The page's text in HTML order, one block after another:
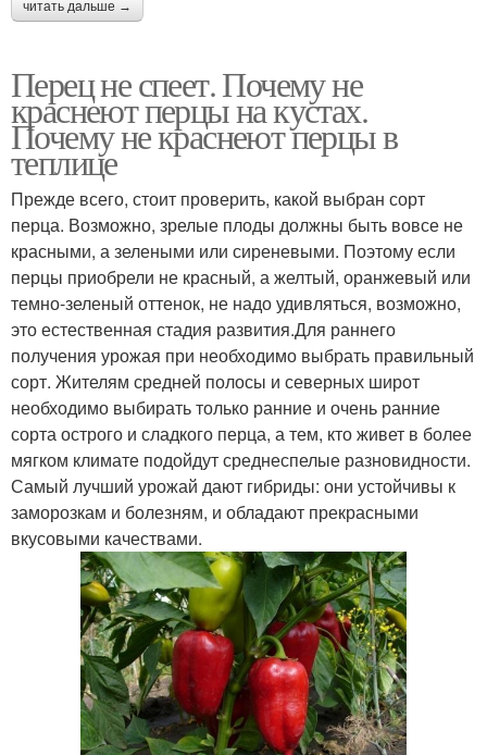
читать дальше →
Перец не спеет. Почему не
краснеют перцы на кустах.
Почему не краснеют перцы в
теплице
Прежде всего, стоит проверить, какой выбран сорт
перца. Возможно, зрелые плоды должны быть вовсе не
красными, а зелеными или сиреневыми. Поэтому если
перцы приобрели не красный, а желтый, оранжевый или
темно-зеленый оттенок, не надо удивляться, возможно,
это естественная стадия развития.Для раннего
получения урожая при необходимо выбрать правильный
сорт. Жителям средней полосы и северных широт
необходимо выбирать только ранние и очень ранние
сорта острого и сладкого перца, а тем, кто живет в более
мягком климате подойдут среднеспелые разновидности.
Самый лучший урожай дают гибриды: они устойчивы к
заморозкам и болезням, и обладают прекрасными
вкусовыми качествами.